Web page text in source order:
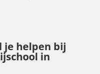
je helpen bij
in